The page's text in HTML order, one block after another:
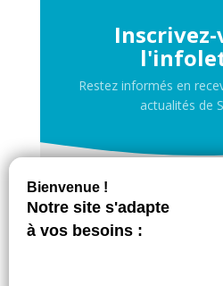
Inscrivez-
Restez informés en
actualités de
Je